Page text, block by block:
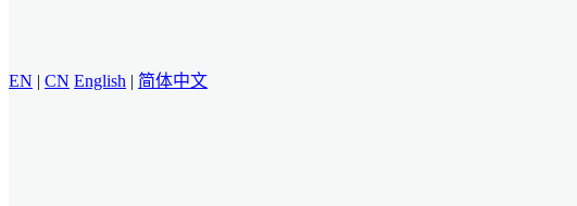
EN | CN English | 简体中文